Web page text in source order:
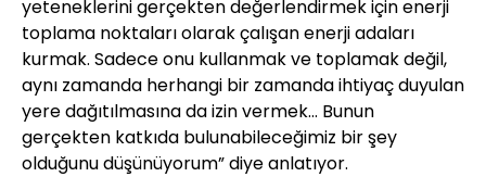
yeteneklerini gerçekten değerlendirmek için enerji
toplama noktaları olarak çalışan enerji adaları
kurmak. Sadece onu kullanmak ve toplamak değil,
aynı zamanda herhangi bir zamanda ihtiyaç duyulan
yere dağıtılmasına da izin vermek... Bunun
gerçekten katkıda bulunabileceğimiz bir şey
olduğunu düşünüyorum” diye anlatıyor.